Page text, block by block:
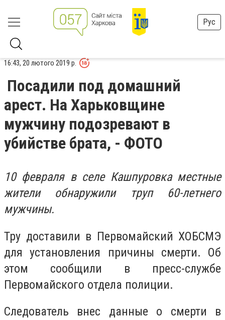
Рус
16:43, 20 лютого 2019 р.
Посадили под домашний
арест. На Харьковщине
мужчину подозревают в
убийстве брата, - ФОТО
10 февраля в селе Кашпуровка местные
жители обнаружили труп 60-летнего
мужчины.
Тру доставили в Первомайский ХОБСМЭ
для установления причины смерти. Об
этом сообщили в пресс-службе
Первомайского отдела полиции.
Следователь внес данные о смерти в